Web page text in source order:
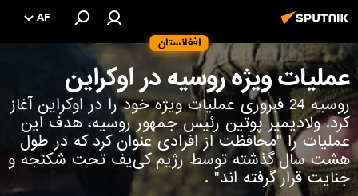
افغانستان
AF
عملیات ویژه روسیه در اوکراین
روسیه 24 فبروری عملیات ویژه خود را در اوکراین آغاز
کرد. ولادیمیر پوتین رئیس جمهور روسیه، هدف این
عملیات را "محافظت از افرادی عنوان کرد که در طول
هشت سال گذشته توسط رژیم کی‌یف تحت شکنجه و
جنایت قرار گرفته اند" .